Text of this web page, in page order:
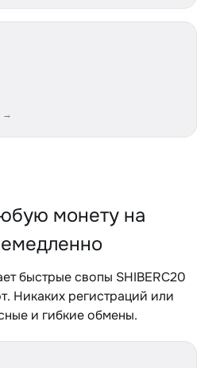
→
монету на
быстрые свопы SHIBERC20
Никаких регистраций или
и гибкие обмены.